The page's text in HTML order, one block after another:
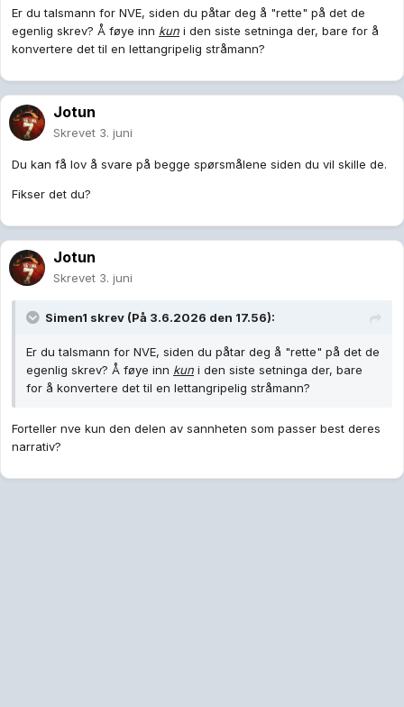
Er du talsmann for NVE, siden du påtar deg å "rette" på det de
egenlig skrev? Å føye inn kun i den siste setninga der, bare for å
konvertere det til en lettangripelig stråmann?
Jotun
Skrevet 3. juni
Du kan få lov å svare på begge spørsmålene siden du vil skille de.
Fikser det du?
Jotun
Skrevet 3. juni
Simen1 skrev (På 3.6.2026 den 17.56):
Er du talsmann for NVE, siden du påtar deg å "rette" på det de
egenlig skrev? Å føye inn kun i den siste setninga der, bare
for å konvertere det til en lettangripelig stråmann?
Forteller nve kun den delen av sannheten som passer best deres
narrativ?